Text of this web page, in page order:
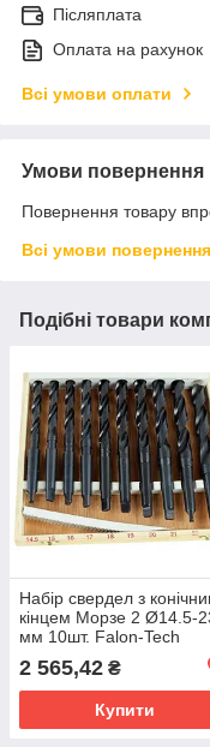
Післяплата
Оплата на рахунок
Всі умови оплати
Умови повернення
Повернення товару
Всі умови повернення
Подібні товари
Набір свердел з
кінцем Морзе 2 Ø14.5-
мм 10шт. Falon-Tech
2 565,42 ₴
Купити